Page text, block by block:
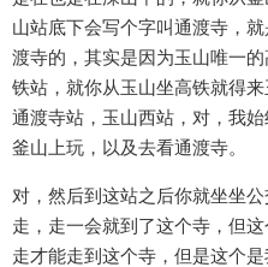
山站底下会写个字叫通渡寺，
渡寺的，其实是因为玉山唯一
铁站，就你从玉山坐高铁就得
通渡寺站，玉山西站，对，我
釜山上玩，以及去看通渡寺。
对，然后到这站之后你就坐坐
走，走一会就到了这个寺，但
走才能走到这个寺，但是这个